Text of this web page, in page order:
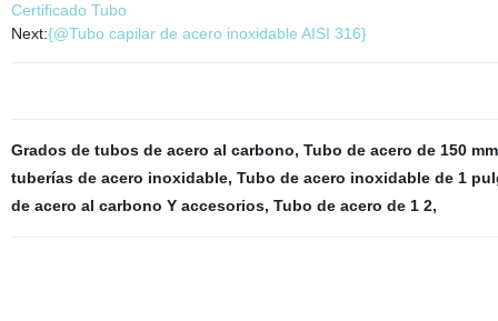
Certificado Tubo
Next:{@Tubo capilar de acero inoxidable AISI 316}
Grados de tubos de acero al carbono, Tubo de acero de 150 mm
tuberías de acero inoxidable, Tubo de acero inoxidable de 1
de acero al carbono Y accesorios, Tubo de acero de 1 2,